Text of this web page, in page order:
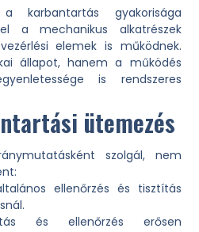
karbantartás gyakorisága
a mechanikus alkatrészek
elemek is működnek.
állapot, hanem a működés
is rendszeres
ütemezés
szolgál, nem
ellenőrzés és tisztítás
és ellenőrzés erősen